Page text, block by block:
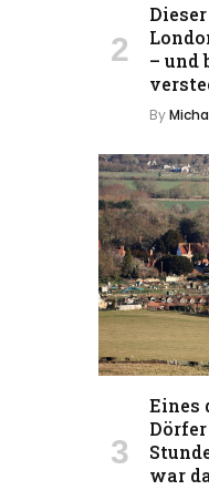
– und
By
Eines
war